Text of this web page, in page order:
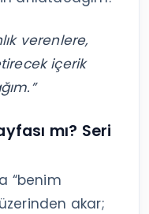
verenlere,
içerik
mı? Seri
“benim
akar;